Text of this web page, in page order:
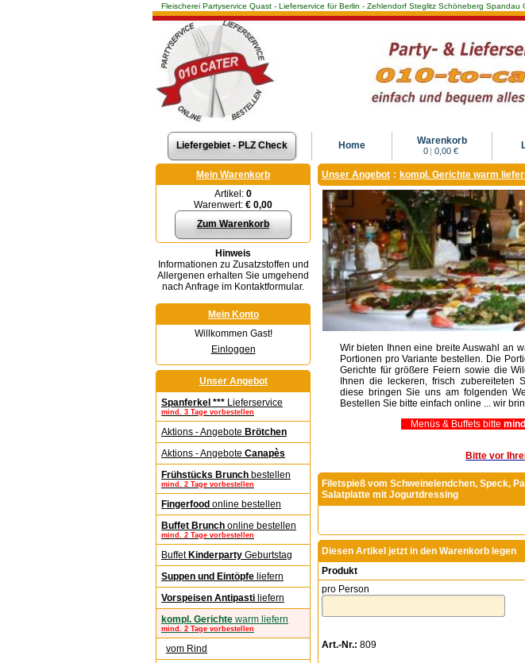
Fleischerei Partyservice Quast - Lieferservice für Berlin - Zehlendorf Steglitz Schöneberg
Liefergebiet - PLZ Check Home Warenkorb
0 | 0,00 €
Mein Warenkorb
Artikel: 0
Warenwert: € 0,00
Zum Warenkorb
Hinweis
Informationen zu Zusatzstoffen und
Allergenen erhalten Sie umgehend
nach Anfrage im Kontaktformular.
Mein Konto
Willkommen Gast!
Einloggen
Unser Angebot
Spanferkel *** Lieferservice
mind. 3 Tage vorbestellen
Aktions - Angebote Brötchen
Aktions - Angebote Canapès
Frühstücks Brunch bestellen
mind. 2 Tage vorbestellen
Fingerfood online bestellen
Buffet Brunch online bestellen
mind. 2 Tage vorbestellen
Buffet Kinderparty Geburtstag
Suppen und Eintöpfe liefern
Vorspeisen Antipasti liefern
kompl. Gerichte warm liefern
mind. 2 Tage vorbestellen
vom Rind
Unser Angebot : kompl. Gerichte warm
Wir bieten Ihnen eine breite Auswahl an
Portionen pro Variante bestellen. Die
Gerichte für größere Feiern sowie die
Ihnen die leckeren, frisch zubereiteten
diese bringen Sie uns am folgenden
Bestellen Sie bitte einfach online ... wir
Menüs & Buffets bitte
Bitte vor
Filetspieß vom Schweinelendchen, Speck,
Salatplatte mit Jogurtdressing
Diesen Artikel jetzt in den Warenkorb legen
Produkt
pro Person
Art.-Nr.: 809